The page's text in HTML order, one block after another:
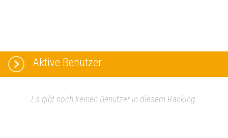
Aktive Benutzer
Es gibt noch keinen Benutzer in diesem Ranking.